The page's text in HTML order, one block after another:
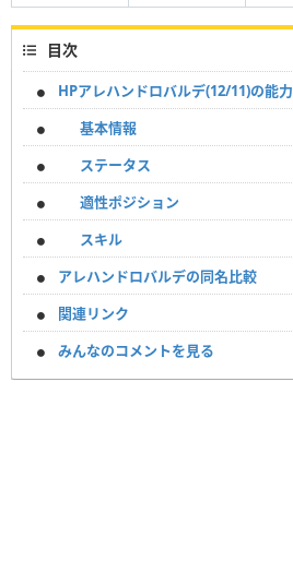
目次
HPアレハンドロバルデ(12/11)の能力
基本情報
ステータス
適性ポジション
スキル
アレハンドロバルデの同名比較
関連リンク
みんなのコメントを見る